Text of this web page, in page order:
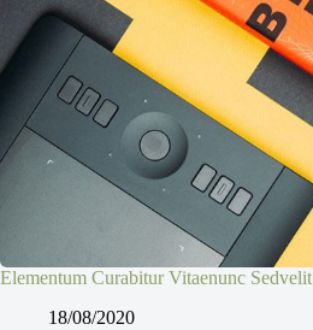
Elementum Curabitur Vitaenunc Sedvelit
18/08/2020